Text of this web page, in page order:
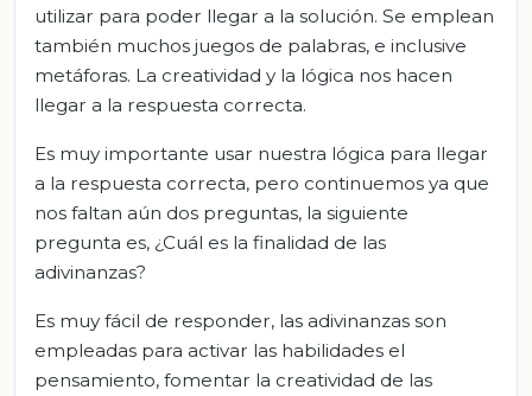
utilizar para poder llegar a la solución. Se emplean
también muchos juegos de palabras, e inclusive
metáforas. La creatividad y la lógica nos hacen
llegar a la respuesta correcta.
Es muy importante usar nuestra lógica para llegar
a la respuesta correcta, pero continuemos ya que
nos faltan aún dos preguntas, la siguiente
pregunta es, ¿Cuál es la finalidad de las
adivinanzas?
Es muy fácil de responder, las adivinanzas son
empleadas para activar las habilidades el
pensamiento, fomentar la creatividad de las